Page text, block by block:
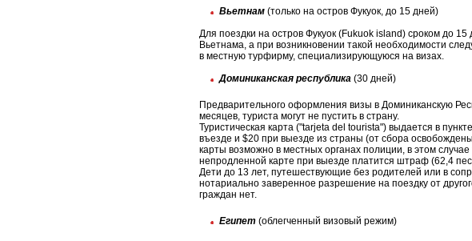
Вьетнам (только на остров Фукуок, до 15 дней)
Для поездки на остров Фукуок (Fukuok island) сроком до
Вьетнама, а при возникновении такой необходимости
в местную турфирму, специализирующуюся на визах.
Доминиканская республика (30 дней)
Предварительного оформления визы в Доминиканскую
месяцев, туриста могут не пустить в страну.
Туристическая карта ("tarjeta del tourista") выдается в
въезде и $20 при выезде из страны (от сбора
карты возможно в местных органах полиции, в этом
непродленной карте при выезде платится штраф (62,4
Дети до 13 лет, путешествующие без родителей или в
нотариально заверенное разрешение на поездку от
граждан нет.
Египет (облегченный визовый режим)